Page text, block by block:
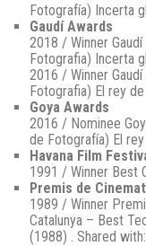
Fotografía) Incerta
Gaudí Awards
2018 / Winner
Fotografia) Incerta
2016 / Winner
Fotografia) El rey
Goya Awards
2016 / Nominee
de Fotografía) El
Havana Film
1991 / Winner Best
Premis de
1989 / Winner
Catalunya – Best
(1988) . Shared